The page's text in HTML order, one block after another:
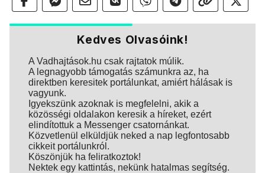
Kedves Olvasóink!
A Vadhajtások.hu csak rajtatok múlik.
A legnagyobb támogatás számunkra az, ha
direktben keresitek portálunkat, amiért hálásak is
vagyunk.
Igyekszünk azoknak is megfelelni, akik a
közösségi oldalakon keresik a híreket, ezért
elindítottuk a Messenger csatornánkat.
Közvetlenül elküldjük neked a nap legfontosabb
cikkeit portálunkról.
Köszönjük ha feliratkoztok!
Nektek egy kattintás, nekünk hatalmas segítség.